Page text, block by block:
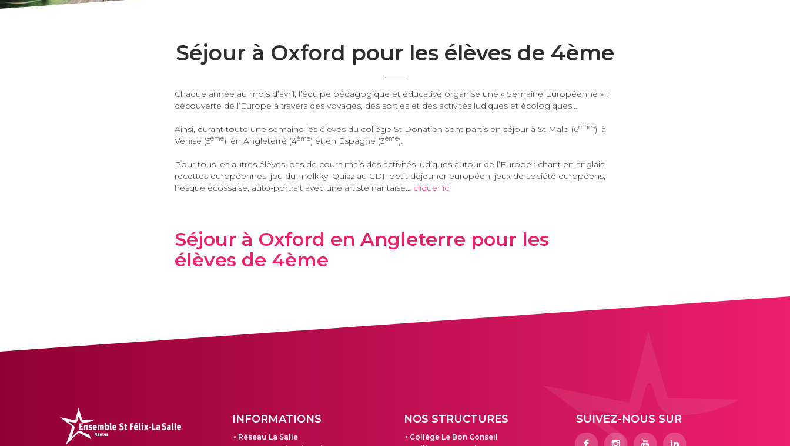
Séjour à Oxford pour les élèves de 4ème
Chaque année au mois d’avril, l’équipe pédagogique et éducative organise une « Semaine Européenne » :
découverte de l’Europe à travers des voyages, des sorties et des activités ludiques et écologiques…
Ainsi, durant toute une semaine les élèves du collège St Donatien sont partis en séjour à St Malo (6èmes), à
Venise (5ème), en Angleterre (4ème) et en Espagne (3ème).
Pour tous les autres élèves, pas de cours mais des activités ludiques autour de l’Europe : chant en anglais,
recettes européennes, jeu du molkky, Quizz au CDI, petit déjeuner européen, jeux de société européens,
fresque écossaise, auto-portrait avec une artiste nantaise… cliquer ici
Séjour à Oxford en Angleterre pour les
élèves de 4ème
INFORMATIONS
Réseau La Salle
NOS STRUCTURES
Collège Le Bon Conseil
SUIVEZ-NOUS SUR